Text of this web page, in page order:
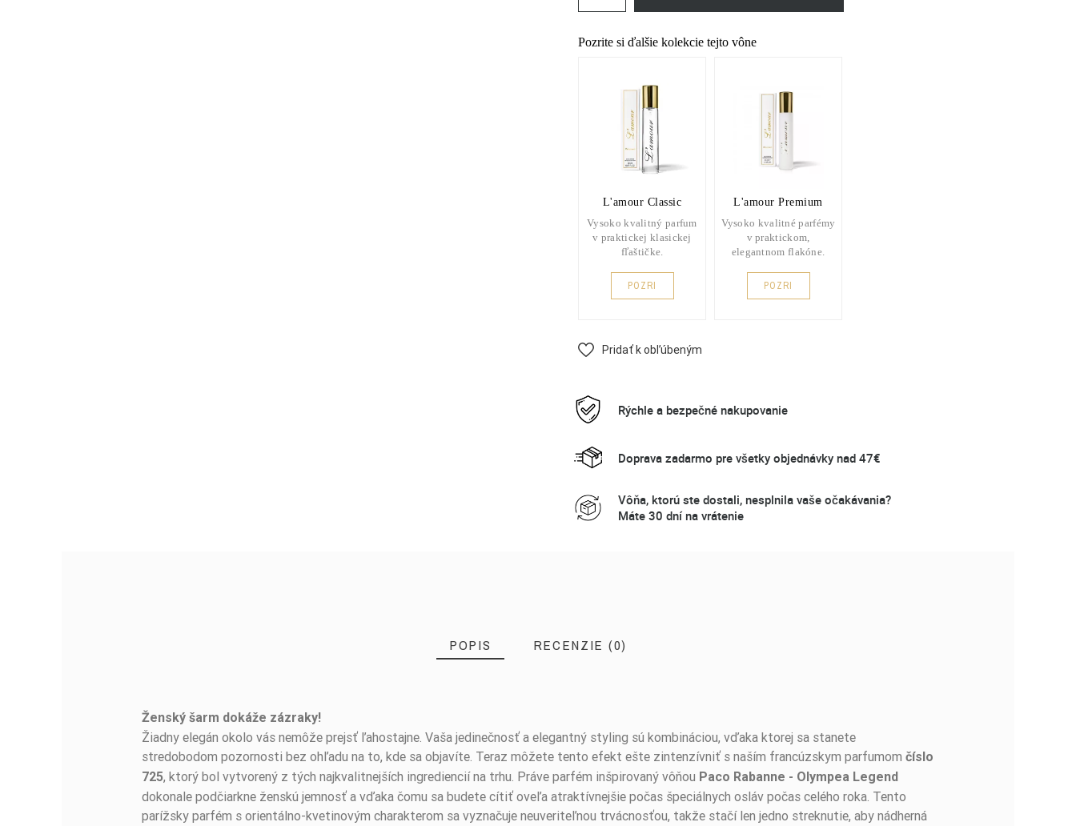
Pozrite si ďalšie kolekcie tejto vône
L'amour Classic
Vysoko kvalitný parfum
v praktickej klasickej
fľaštičke.
POZRI
L'amour Premium
Vysoko kvalitné parfémy
v praktickom,
elegantnom flakóne.
POZRI
Pridať k obľúbeným
Rýchle a bezpečné nakupovanie
Doprava zadarmo pre všetky objednávky nad 47€
Vôňa, ktorú ste dostali, nesplnila vaše očakávania?
Máte 30 dní na vrátenie
POPIS RECENZIE (0)
Ženský šarm dokáže zázraky!
Žiadny elegán okolo vás nemôže prejsť ľahostajne. Vaša jedinečnosť a elegantný styling sú kombináciou, vďaka ktorej sa stanete
stredobodom pozornosti bez ohľadu na to, kde sa objavíte. Teraz môžete tento efekt ešte zintenzívniť s naším francúzskym parfumomčíslo
725, ktorý bol vytvorený z tých najkvalitnejších ingrediencií na trhu. Práve parfém inšpirovaný vôňou Paco Rabanne - Olympea Legend
dokonale podčiarkne ženskú jemnosť a vďaka čomu sa budete cítiť oveľa atraktívnejšie počas špeciálnych osláv počas celého roka. Tento
parížsky parfém s orientálno-kvetinovým charakterom sa vyznačuje neuveriteľnou trvácnosťou, takže stačí len jedno streknutie, aby nádherná
BUĎTE PRVÝ, KTO NAPÍŠE RECENZIU!